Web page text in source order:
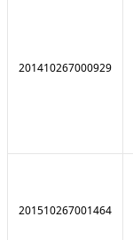
201410267000929
201510267001464